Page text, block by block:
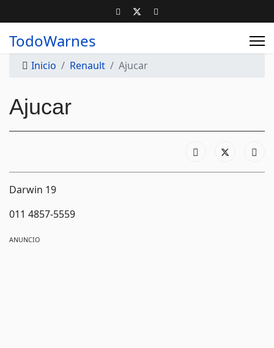
TodoWarnes
Inicio Renault Ajucar
Ajucar
Darwin 19
011 4857-5559
ANUNCIO